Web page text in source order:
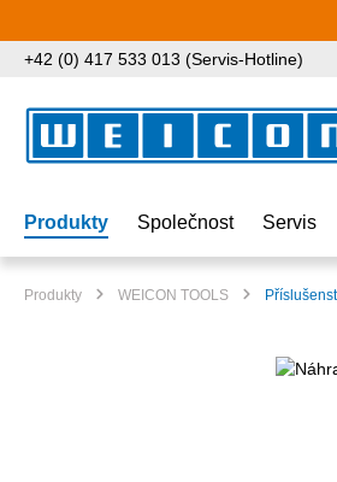
+42 (0) 417 533 013 (Servis-Hotline)
Produkty Společnost Servis
Produkty WEICON TOOLS